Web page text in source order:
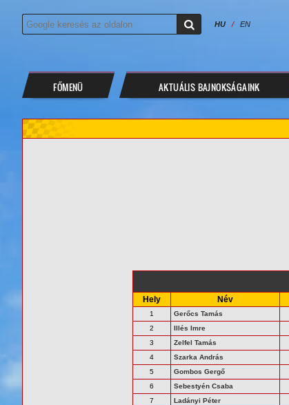
HU / EN
FŐMENÜ AKTUÁLIS BAJNOKSÁGAINK
Hely Név
1 Gerőcs Tamás
2
Illés Imre
3
Zelfel Tamás
4
Szarka András
5
Gombos Gergő
6
Sebestyén Csaba
7
Ladányi Péter